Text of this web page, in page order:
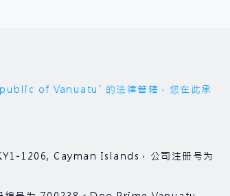
of Vanuatu' 的法律管辖，您在此承
1206, Cayman Islands，公司注册号为